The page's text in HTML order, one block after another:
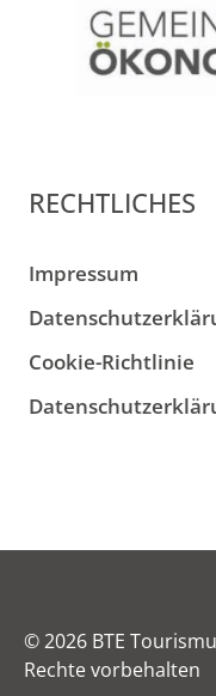
RECHTLICHES
Impressum
Cookie-Richtlinie
© 2026 BTE
Rechte vorbehalten